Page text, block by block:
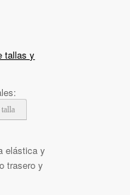
tallas y
elástica y
trasero y